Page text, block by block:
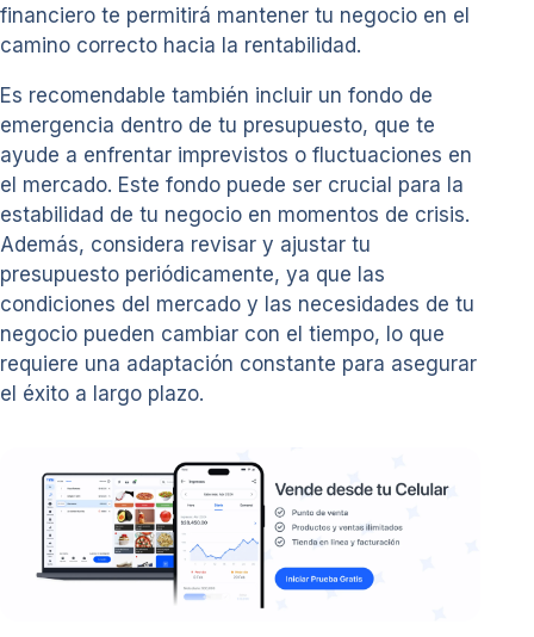
financiero te permitirá mantener tu negocio en el
camino correcto hacia la rentabilidad.
Es recomendable también incluir un fondo de
emergencia dentro de tu presupuesto, que te
ayude a enfrentar imprevistos o fluctuaciones en
el mercado. Este fondo puede ser crucial para la
estabilidad de tu negocio en momentos de crisis.
Además, considera revisar y ajustar tu
presupuesto periódicamente, ya que las
condiciones del mercado y las necesidades de tu
negocio pueden cambiar con el tiempo, lo que
requiere una adaptación constante para asegurar
el éxito a largo plazo.